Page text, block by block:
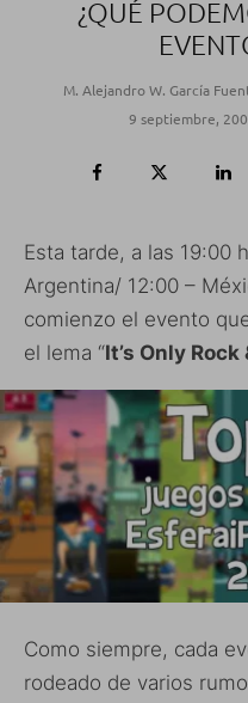
¿QUÉ
M. Alejandro W. García
9 septiembre,
Esta tarde, a las 19:00
Argentina/ 12:00 –
comienzo el evento
el lema “It’s Only Rock
Como siempre, cada
rodeado de varios